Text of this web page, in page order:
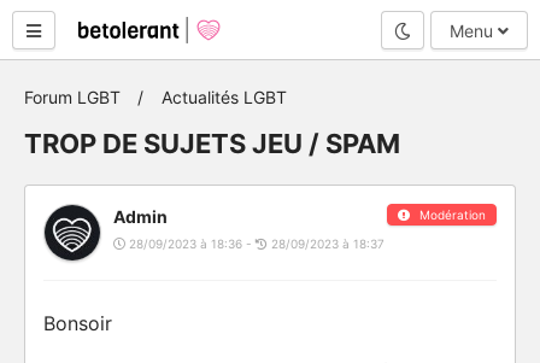
Mode nuit
Menu
Forum LGBT Actualités LGBT
TROP DE SUJETS JEU / SPAM
Modération
Admin
28/09/2023 à 18:36 - 28/09/2023 à 18:37
Bonsoir